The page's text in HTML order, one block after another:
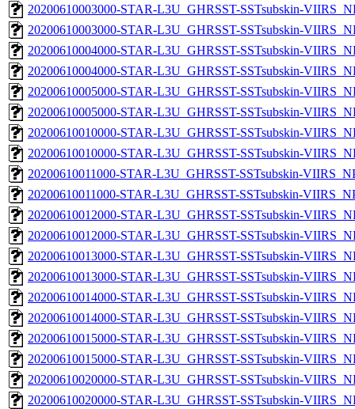
20200610003000-STAR-L3U_GHRSST-SSTsubskin-
20200610003000-STAR-L3U_GHRSST-SSTsubskin-
20200610004000-STAR-L3U_GHRSST-SSTsubskin-
20200610004000-STAR-L3U_GHRSST-SSTsubskin-
20200610005000-STAR-L3U_GHRSST-SSTsubskin-
20200610005000-STAR-L3U_GHRSST-SSTsubskin-
20200610010000-STAR-L3U_GHRSST-SSTsubskin-
20200610010000-STAR-L3U_GHRSST-SSTsubskin-
20200610011000-STAR-L3U_GHRSST-SSTsubskin-
20200610011000-STAR-L3U_GHRSST-SSTsubskin-
20200610012000-STAR-L3U_GHRSST-SSTsubskin-
20200610012000-STAR-L3U_GHRSST-SSTsubskin-
20200610013000-STAR-L3U_GHRSST-SSTsubskin-
20200610013000-STAR-L3U_GHRSST-SSTsubskin-
20200610014000-STAR-L3U_GHRSST-SSTsubskin-
20200610014000-STAR-L3U_GHRSST-SSTsubskin-
20200610015000-STAR-L3U_GHRSST-SSTsubskin-
20200610015000-STAR-L3U_GHRSST-SSTsubskin-
20200610020000-STAR-L3U_GHRSST-SSTsubskin-
20200610020000-STAR-L3U_GHRSST-SSTsubskin-